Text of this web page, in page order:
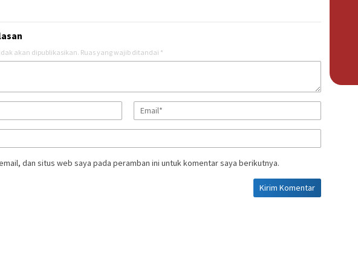
akan dipublikasikan. Ruas yang wajib ditandai *
dan situs web saya pada peramban ini untuk komentar saya berikutnya.